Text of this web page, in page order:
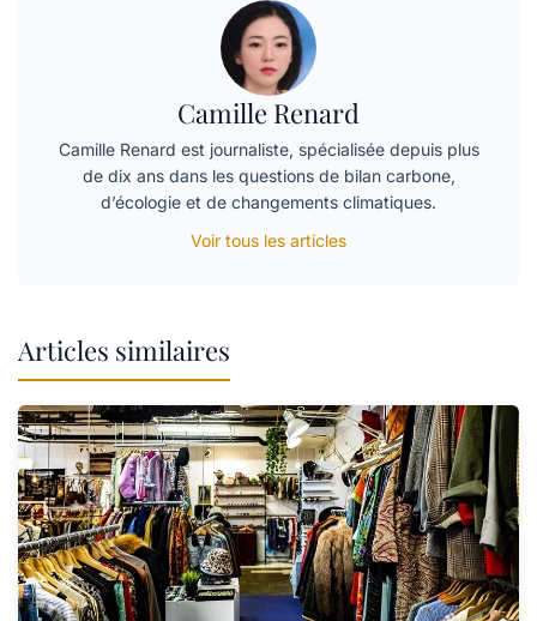
Camille Renard
Camille Renard est journaliste, spécialisée depuis plus
de dix ans dans les questions de bilan carbone,
d’écologie et de changements climatiques.
Voir tous les articles
Articles similaires